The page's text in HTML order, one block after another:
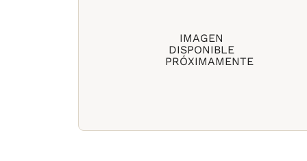
IMAGEN
DISPONIBLE
PRÓXIMAMENTE